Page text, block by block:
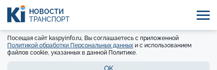
НОВОСТИ
ТРАНСПОРТ
Посещая сайт kaspyinfo.ru, Вы соглашаетесь с приложенной
Политикой обработки Персональных данных и с использованием
файлов cookie, указанных в данной Политике.